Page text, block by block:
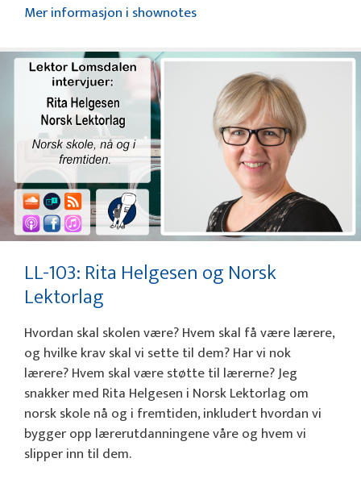
Mer informasjon i shownotes
LL-103: Rita Helgesen og Norsk
Lektorlag
Hvordan skal skolen være? Hvem skal få være lærere,
og hvilke krav skal vi sette til dem? Har vi nok
lærere? Hvem skal være støtte til lærerne? Jeg
snakker med Rita Helgesen i Norsk Lektorlag om
norsk skole nå og i fremtiden, inkludert hvordan vi
bygger opp lærerutdanningene våre og hvem vi
slipper inn til dem.